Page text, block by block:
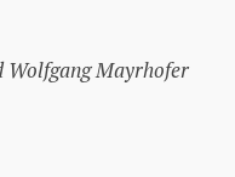
Wolfgang Mayrhofer